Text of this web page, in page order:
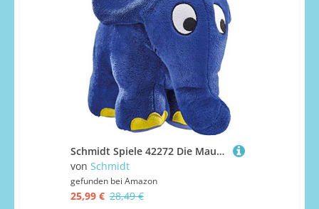
Schmidt Spiele 42272 Die Maus, Elefant, 20 cm Plüschfigur, Jubiläumsedition, bunt
von Schmidt
gefunden bei Amazon
25,99 € 28,49 €